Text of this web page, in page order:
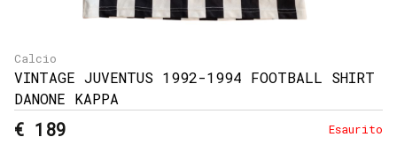
Calcio
VINTAGE JUVENTUS 1992-1994 FOOTBALL SHIRT
DANONE KAPPA
€ 189 Esaurito